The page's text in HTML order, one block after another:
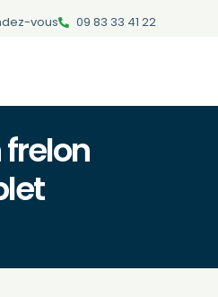
vous 09 83 33 41 22